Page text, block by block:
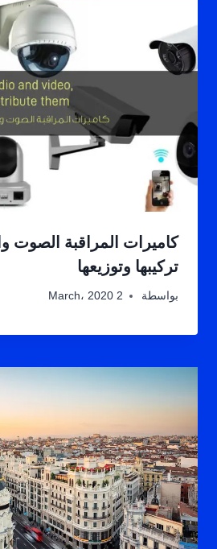
كاميرات المراقبة الصوت
تركيبها وتوزيعها
بواسطة 2 March، 2020